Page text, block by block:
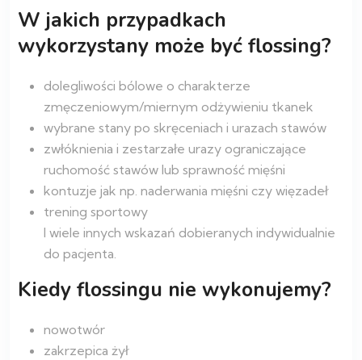
W jakich przypadkach
wykorzystany może być flossing?
dolegliwości bólowe o charakterze
zmęczeniowym/miernym odżywieniu tkanek
wybrane stany po skręceniach i urazach stawów
zwłóknienia i zestarzałe urazy ograniczające
ruchomość stawów lub sprawność mięśni
kontuzje jak np. naderwania mięśni czy więzadeł
trening sportowy
I wiele innych wskazań dobieranych indywidualnie
do pacjenta.
Kiedy flossingu nie wykonujemy?
nowotwór
zakrzepica żył